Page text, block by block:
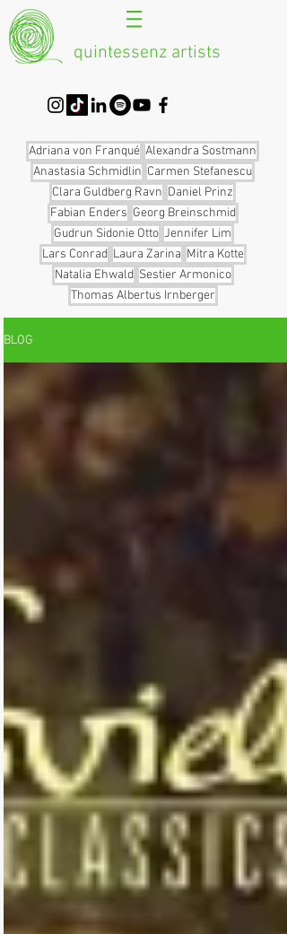
quintessenz artists
Adriana von Franqué Alexandra Sostmann
Anastasia Schmidlin Carmen Stefanescu
Clara Guldberg Ravn Daniel Prinz
Fabian Enders Georg Breinschmid
Gudrun Sidonie Otto Jennifer Lim
Lars Conrad Laura Zarina Mitra Kotte
Natalia Ehwald Sestier Armonico
Thomas Albertus Irnberger
BLOG